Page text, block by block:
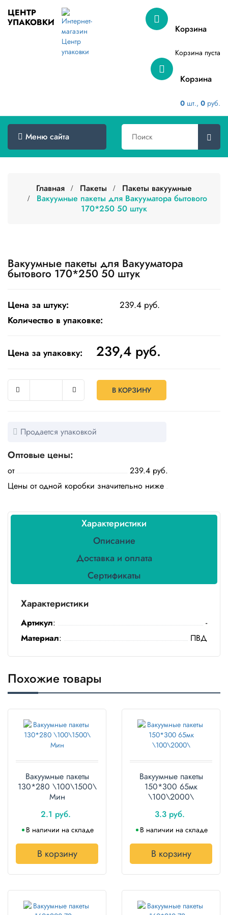
ЦЕНТР
УПАКОВКИ
Корзина
Корзина пуста
Корзина
0 шт., 0 руб.
Меню сайта
Меню
Сертификаты
О
Контакты
Крафт
Пищевая
упаковка
многоразовая
Пакеты
для
кулинарии
и
Пленка
химия
Товары
коврики
Товары
для
Салфетки
Туалетная
бумага
хранения и
транспортировки
Хозтовары
Товары
садоводов
для
барбекю
Главная Пакеты
Пакеты вакуумные
Вакуумные пакеты для Вакууматора бытового
170*250 50 штук
Вакуумные пакеты для Вакууматора
бытового 170*250 50 штук
Цена за штуку:
239.4 руб.
Количество в упаковке:
Цена за упаковку: 239,4 руб.
В КОРЗИНУ
Продается упаковкой
Оптовые цены:
от
239.4 руб.
Цены от одной коробки значительно ниже
Характеристики
Описание
Доставка и оплата
Сертификаты
Характеристики
Артикул:
-
Материал: ПВД
Похожие товары
Вакуумные пакеты
130*280 \100\1500\
Мин
2.1 руб.
В наличии на складе
В корзину
Вакуумные пакеты
150*300 65мк
\100\2000\
3.3 руб.
В наличии на складе
В корзину